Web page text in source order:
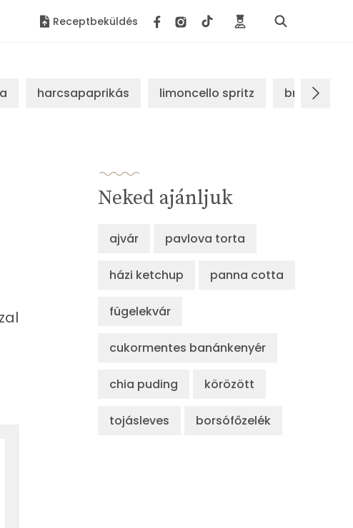
Receptbeküldés
harcsapaprikás limoncello spritz brassói
Neked ajánljuk
ajvár pavlova torta
házi ketchup panna cotta
fügelekvár
cukormentes banánkenyér
chia puding körözött
tojásleves borsófőzelék